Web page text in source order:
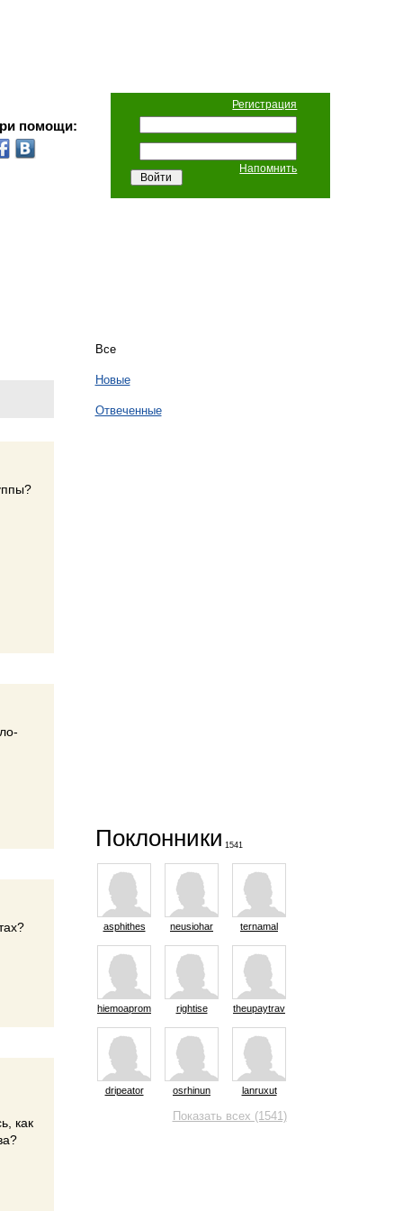
Регистрация
Напомнить
помощи:
как
Все
Новые
Отвеченные
Поклонники 1541
asphithes neusiohar ternamal
hiemoaprom rightise theupaytrav
dripeator osrhinun lanruxut
Показать всех (1541)